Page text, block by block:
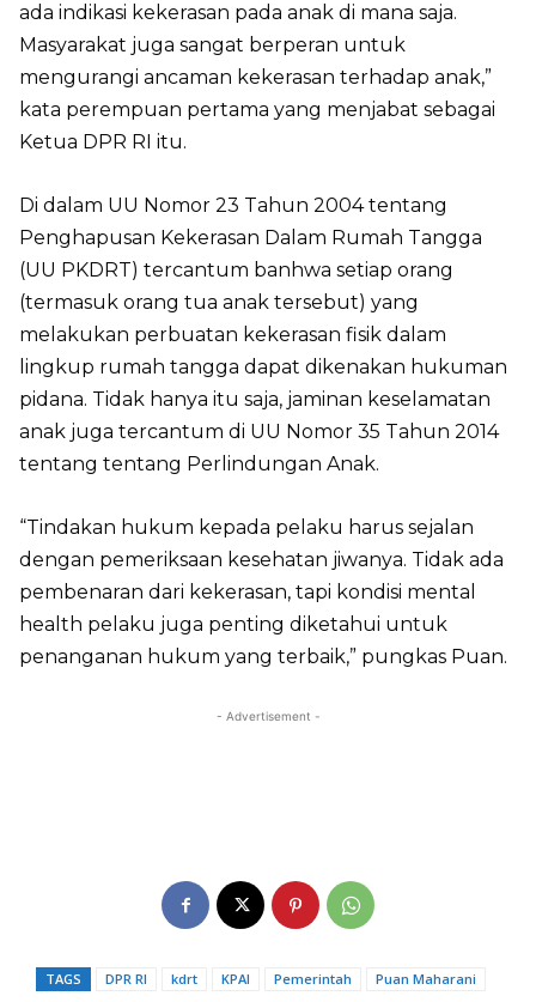
ada indikasi kekerasan pada anak di mana saja.
Masyarakat juga sangat berperan untuk
mengurangi ancaman kekerasan terhadap anak,”
kata perempuan pertama yang menjabat sebagai
Ketua DPR RI itu.
Di dalam UU Nomor 23 Tahun 2004 tentang
Penghapusan Kekerasan Dalam Rumah Tangga
(UU PKDRT) tercantum banhwa setiap orang
(termasuk orang tua anak tersebut) yang
melakukan perbuatan kekerasan fisik dalam
lingkup rumah tangga dapat dikenakan hukuman
pidana. Tidak hanya itu saja, jaminan keselamatan
anak juga tercantum di UU Nomor 35 Tahun 2014
tentang tentang Perlindungan Anak.
“Tindakan hukum kepada pelaku harus sejalan
dengan pemeriksaan kesehatan jiwanya. Tidak ada
pembenaran dari kekerasan, tapi kondisi mental
health pelaku juga penting diketahui untuk
penanganan hukum yang terbaik,” pungkas Puan.
- Advertisement -
TAGS DPR RI kdrt KPAI Pemerintah Puan Maharani